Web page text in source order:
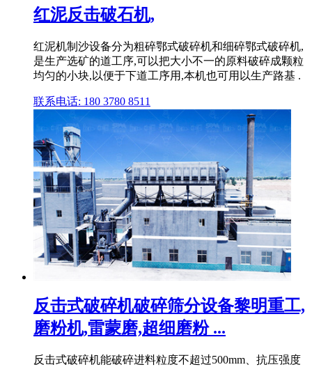
红泥反击破石机,
红泥机制沙设备分为粗碎鄂式破碎机和细碎鄂式破碎机,
是生产选矿的道工序,可以把大小不一的原料破碎成颗粒
均匀的小块,以便于下道工序用,本机也可用以生产路基 .
联系电话: 180 3780 8511
反击式破碎机破碎筛分设备黎明重工,
磨粉机,雷蒙磨,超细磨粉 ...
反击式破碎机能破碎进料粒度不超过500mm、抗压强度